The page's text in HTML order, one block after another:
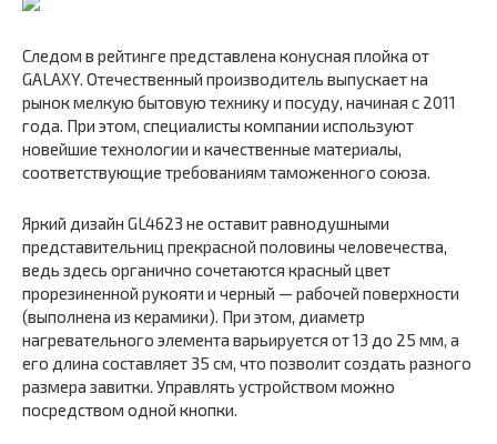
Следом в рейтинге представлена конусная плойка от
GALAXY. Отечественный производитель выпускает на
рынок мелкую бытовую технику и посуду, начиная с 2011
года. При этом, специалисты компании используют
новейшие технологии и качественные материалы,
соответствующие требованиям таможенного союза.
Яркий дизайн GL4623 не оставит равнодушными
представительниц прекрасной половины человечества,
ведь здесь органично сочетаются красный цвет
прорезиненной рукояти и черный — рабочей поверхности
(выполнена из керамики). При этом, диаметр
нагревательного элемента варьируется от 13 до 25 мм, а
его длина составляет 35 см, что позволит создать разного
размера завитки. Управлять устройством можно
посредством одной кнопки.